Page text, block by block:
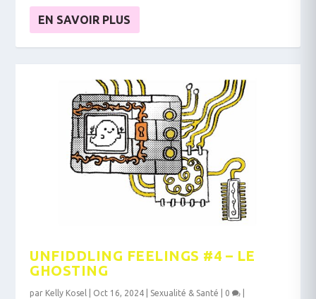
EN SAVOIR PLUS
UNFIDDLING FEELINGS #4 – LE
GHOSTING
par Kelly Kosel Oct 16, 2024 Sexualité & Santé 0